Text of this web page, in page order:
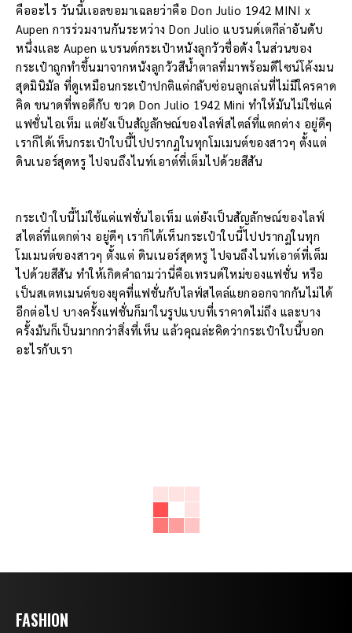
คืออะไร วันนี้เเอลขอมาเฉลยว่าคือ Don Julio 1942 MINI x
Aupen การร่วมงานกันระหว่าง Don Julio แบรนด์เตกีล่าอันดับ
หนึ่งเเละ Aupen แบรนด์กระเป๋าหนังลูกวัวชื่อดัง ในส่วนของ
กระเป๋าถูกทำขึ้นมาจากหนังลูกวัวสีน้ำตาลที่มาพร้อมดีไซน์โค้งมน
สุดมินิมัล ที่ดูเหมือนกระเป๋าปกติแต่กลับซ่อนลูกเล่นที่ไม่มีใครคาด
คิด ขนาดที่พอดีกับ ขวด Don Julio 1942 Mini ทำให้มันไม่ใช่แค่
แฟชั่นไอเท็ม แต่ยังเป็นสัญลักษณ์ของไลฟ์สไตล์ที่แตกต่าง อยู่ดีๆ
เราก็ได้เห็นกระเป๋าใบนี้ไปปรากฏในทุกโมเมนต์ของสาวๆ ตั้งแต่
ดินเนอร์สุดหรู ไปจนถึงไนท์เอาต์ที่เต็มไปด้วยสีสัน
กระเป๋าใบนี้ไม่ใช้แค่แฟชั่นไอเท็ม แต่ยังเป็นสัญลักษณ์ของไลฟ์
สไตล์ที่แตกต่าง อยู่ดีๆ เราก็ได้เห็นกระเป๋าใบนี้ไปปรากฏในทุก
โมเมนต์ของสาวๆ ตั้งแต่ ดินเนอร์สุดหรู ไปจนถึงไนท์เอาต์ที่เต็ม
ไปด้วยสีสัน ทำให้เกิดคำถามว่านี่คือเทรนด์ใหม่ของแฟชั่น หรือ
เป็นสเตทเมนต์ของยุคที่แฟชั่นกับไลฟ์สไตล์แยกออกจากกันไม่ได้
อีกต่อไป บางครั้งแฟชั่นก็มาในรูปแบบที่เราคาดไม่ถึง และบาง
ครั้งมันก็เป็นมากกว่าสิ่งที่เห็น แล้วคุณล่ะคิดว่ากระเป๋าใบนี้บอก
อะไรกับเรา
FASHION